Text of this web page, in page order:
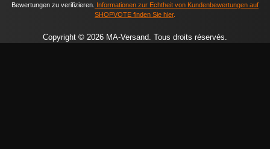
Bewertungen zu verifizieren. Informationen zur Echtheit von Kundenbewertungen auf
SHOPVOTE finden Sie hier.
Copyright © 2026 MA-Versand. Tous droits réservés.